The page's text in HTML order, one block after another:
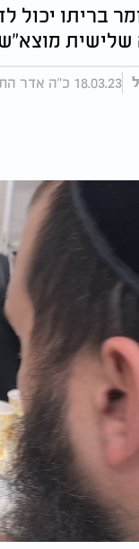
בריתו יכול
שלישית
18.03.23 כ"ה אדר התשפ"ג